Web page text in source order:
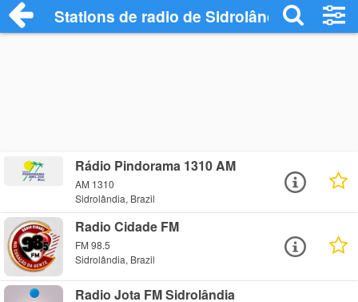
Stations de radio de Sidrolândia
Rádio Pindorama 1310 AM
AM 1310
Sidrolândia, Brazil
Radio Cidade FM
FM 98.5
Sidrolândia, Brazil
Radio Jota FM Sidrolândia